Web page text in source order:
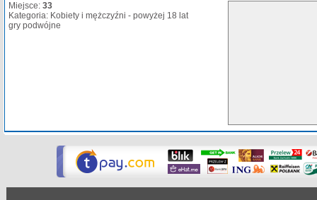
Miejsce: 33
Kategoria: Kobiety i mężczyźni - powyżej 18 lat
gry podwójne